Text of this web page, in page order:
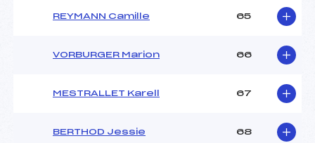
REYMANN Camille 65
VORBURGER Marion 66
MESTRALLET Karell 67
BERTHOD Jessie 68